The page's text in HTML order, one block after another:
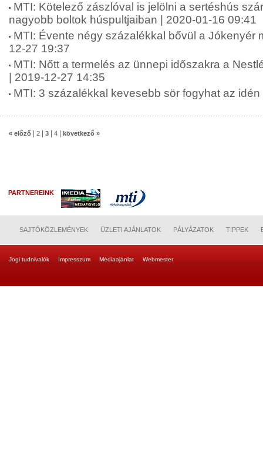
MTI: Kötelező zászlóval is jelölni a sertéshús
nagyobb boltok húspultjaiban | 2020-01-16 09:41
MTI: Évente négy százalékkal bővül a Jókenyér
12-27 19:37
MTI: Nőtt a termelés az ünnepi időszakra a
| 2019-12-27 14:35
MTI: 3 százalékkal kevesebb sör fogyhat az
« előző 2 3 4 következő »
PARTNEREINK
SAJTÓKÖZLEMÉNYEK ÜZLETI AJÁNLATOK PÁLYÁZATOK TIPPEK
Jogi tudnivalók Impresszum Médiaajánlat Webmester